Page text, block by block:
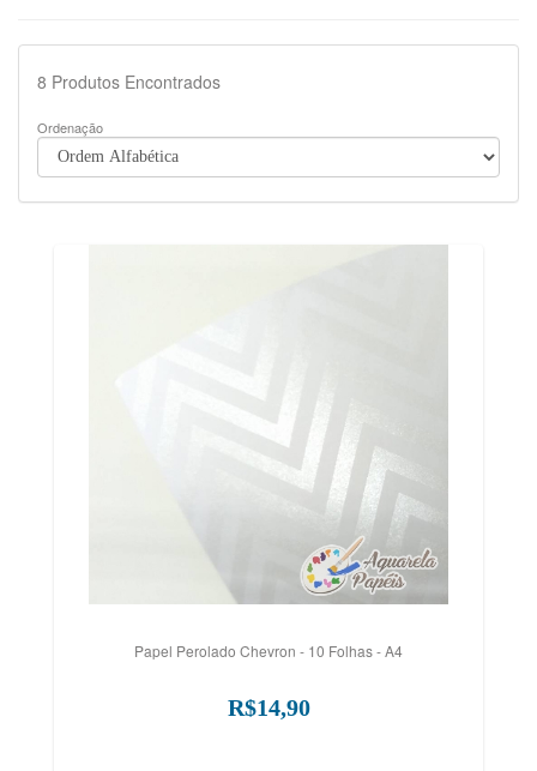
8 Produtos Encontrados
Ordenação
Papel Perolado Chevron - 10 Folhas - A4
R$14,90